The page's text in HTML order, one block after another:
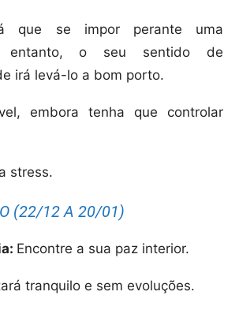
que se impor perante uma
entanto, o seu sentido de
irá levá-lo a bom porto.
embora tenha que controlar
stress.
(22/12 A 20/01)
Encontre a sua paz interior.
tranquilo e sem evoluções.